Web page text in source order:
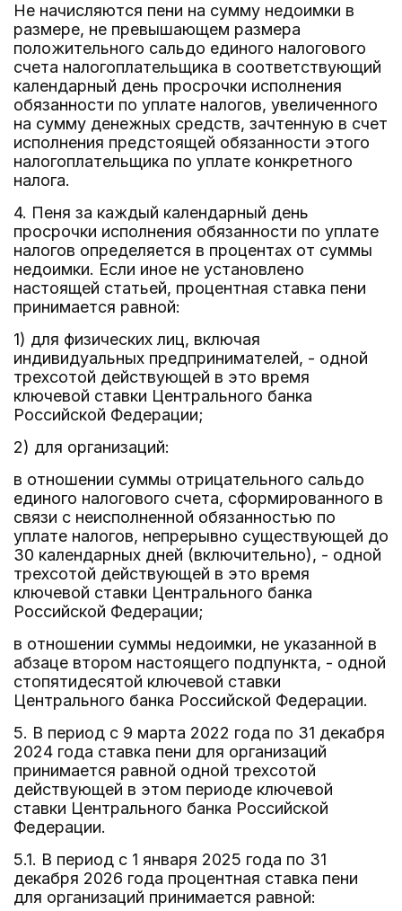
Не начисляются пени на сумму недоимки в
размере, не превышающем размера
положительного сальдо единого налогового
счета налогоплательщика в соответствующий
календарный день просрочки исполнения
обязанности по уплате налогов, увеличенного
на сумму денежных средств, зачтенную в счет
исполнения предстоящей обязанности этого
налогоплательщика по уплате конкретного
налога.
4. Пеня за каждый календарный день
просрочки исполнения обязанности по уплате
налогов определяется в процентах от суммы
недоимки. Если иное не установлено
настоящей статьей, процентная ставка пени
принимается равной:
1) для физических лиц, включая
индивидуальных предпринимателей, - одной
трехсотой действующей в это время
ключевой ставки Центрального банка
Российской Федерации;
2) для организаций:
в отношении суммы отрицательного сальдо
единого налогового счета, сформированного в
связи с неисполненной обязанностью по
уплате налогов, непрерывно существующей до
30 календарных дней (включительно), - одной
трехсотой действующей в это время
ключевой ставки Центрального банка
Российской Федерации;
в отношении суммы недоимки, не указанной в
абзаце втором настоящего подпункта, - одной
стопятидесятой ключевой ставки
Центрального банка Российской Федерации.
5. В период с 9 марта 2022 года по 31 декабря
2024 года ставка пени для организаций
принимается равной одной трехсотой
действующей в этом периоде ключевой
ставки Центрального банка Российской
Федерации.
5.1. В период с 1 января 2025 года по 31
декабря 2026 года процентная ставка пени
для организаций принимается равной: